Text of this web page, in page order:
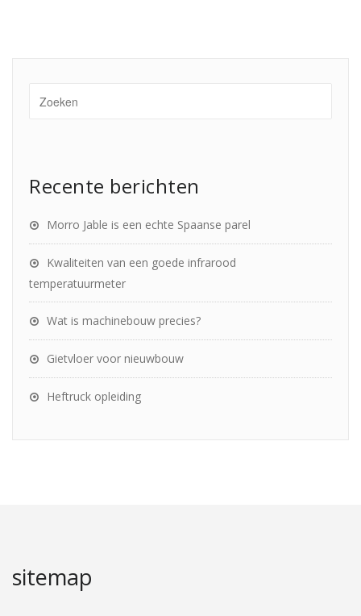
Recente berichten
Morro Jable is een echte Spaanse parel
Kwaliteiten van een goede infrarood
temperatuurmeter
Wat is machinebouw precies?
Gietvloer voor nieuwbouw
Heftruck opleiding
sitemap